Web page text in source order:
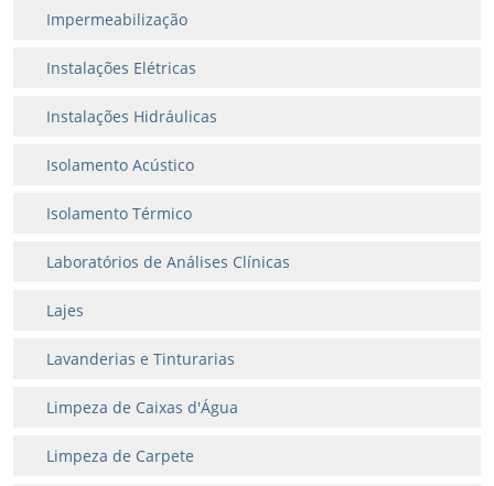
Impermeabilização
Instalações Elétricas
Instalações Hidráulicas
Isolamento Acústico
Isolamento Térmico
Laboratórios de Análises Clínicas
Lajes
Lavanderias e Tinturarias
Limpeza de Caixas d'Água
Limpeza de Carpete